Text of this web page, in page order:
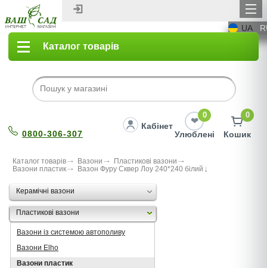
UA
Каталог товарів
0800-306-307
Кабінет
0
Улюблені
0
Кошик
Каталог товарів Вазони
Пластикові вазони
Вазони пластик
Вазон Фуру Сквер Лоу 240*240 бiлий
Керамічні вазони
Пластикові вазони
Вазони із системою автополиву
Вазони Elho
Вазони пластик